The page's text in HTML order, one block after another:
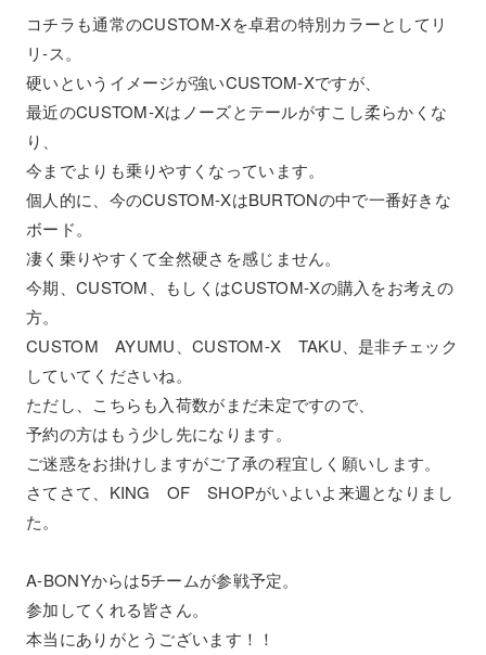
コチラも通常のCUSTOM-Xを卓君の特別カラーとしてリ
リ-ス。
硬いというイメージが強いCUSTOM-Xですが、
最近のCUSTOM-Xはノーズとテールがすこし柔らかくな
り、
今までよりも乗りやすくなっています。
個人的に、今のCUSTOM-XはBURTONの中で一番好きな
ボード。
凄く乗りやすくて全然硬さを感じません。
今期、CUSTOM、もしくはCUSTOM-Xの購入をお考えの
方。
CUSTOM AYUMU、CUSTOM-X TAKU、是非チェック
していてくださいね。
ただし、こちらも入荷数がまだ未定ですので、
予約の方はもう少し先になります。
ご迷惑をお掛けしますがご了承の程宜しく願いします。
さてさて、KING OF SHOPがいよいよ来週となりまし
た。
A-BONYからは5チームが参戦予定。
参加してくれる皆さん。
本当にありがとうございます！！